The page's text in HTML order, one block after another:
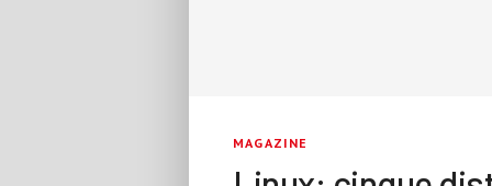
MAGAZINE